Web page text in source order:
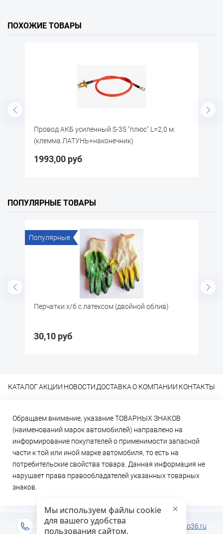
ПОХОЖИЕ ТОВАРЫ
Провод АКБ усиленный S-35 "плюс" L=2,0 м.
(клемма ЛАТУНЬ+наконечник)
1993,00 руб
ПОПУЛЯРНЫЕ ТОВАРЫ
Популярные
Перчатки х/б с латексом (двойной облив)
30,10 руб
КАТАЛОГАКЦИИ НОВОСТИДОСТАВКА О КОМПАНИИ КОНТАКТЫ
Обращаем внимание, указание ТОВАРНЫХ ЗНАКОВ
(наименований марок автомобилей) направлено на
информирование покупателей о применимости запасной
части к той или иной марке автомобиля, то есть на
потребительские свойства товара. Данная информация не
нарушает права правообладателей указанных товарных
знаков.
+7 (473) 2-333-717 info@lideravto36.ru
Мы используем файлы cookie
для вашего удобства
пользования сайтом.
×